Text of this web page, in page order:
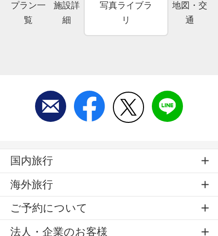
プラン一
覧
施設詳
細
写真ライブラ
リ
地図・交
通
国内旅行
海外旅行
ご予約について
法人・企業のお客様